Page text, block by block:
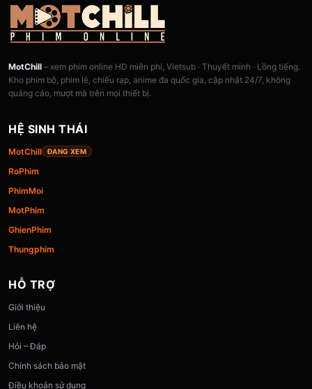
MotChill – xem phim online HD miễn phí, Vietsub · Thuyết minh · Lồng tiếng.
Kho phim bộ, phim lẻ, chiếu rạp, anime đa quốc gia, cập nhật 24/7, không
quảng cáo, mượt mà trên mọi thiết bị.
HỆ SINH THÁI
MotChill ĐANG XEM
RoPhim
PhimMoi
MotPhim
GhienPhim
Thungphim
HỖ TRỢ
Giới thiệu
Liên hệ
Hỏi – Đáp
Chính sách bảo mật
Điều khoản sử dụng